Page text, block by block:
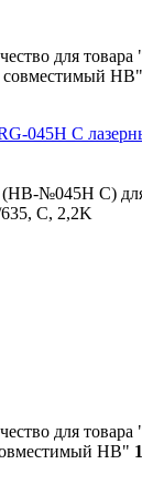
для
HB"
045H C
№045H C)
C, 2,2K
для
HB" 1